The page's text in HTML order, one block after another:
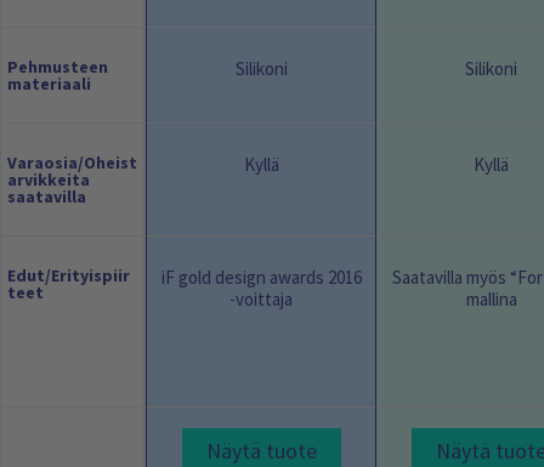
Pehmusteen
materiaali
Varaosia/Oheist
arvikkeita
saatavilla
Edut/Erityispiir
teet
Silikoni
Kyllä
iF gold design awards 2016
-voittaja
Näytä tuote
Silikoni
Kyllä
Saatavilla myös
mallina
Näytä